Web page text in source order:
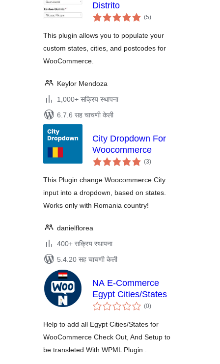
Distrito
(5एकूण
मूल्यांकन
)
This plugin allows you to populate your
custom states, cities, and postcodes for
WooCommerce.
Keylor Mendoza
1,000+ सक्रिय स्थापना
6.7.6 सह चाचणी केली
City Dropdown For
Woocommerce
(3एकूण
मूल्यांकन
)
This Plugin change Woocommerce City
input into a dropdown, based on states.
Works only with Romania country!
danielflorea
400+ सक्रिय स्थापना
5.4.20 सह चाचणी केली
NA E-Commerce
Egypt Cities/States
(0एकूण
मूल्यांकन
)
Help to add all Egypt Cities/States for
WooCommerce Check Out, And Setup to
be transleted With WPML Plugin .